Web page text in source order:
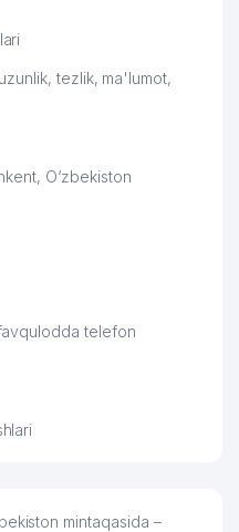
tezlik, ma'lumot,
O‘zbekiston
telefon
mintaqasida –